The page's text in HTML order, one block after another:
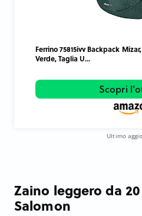
Ferrino 75815ivv Backpack
Verde, Taglia U...
Scopri
Ultimo
Zaino leggero da
Salomon